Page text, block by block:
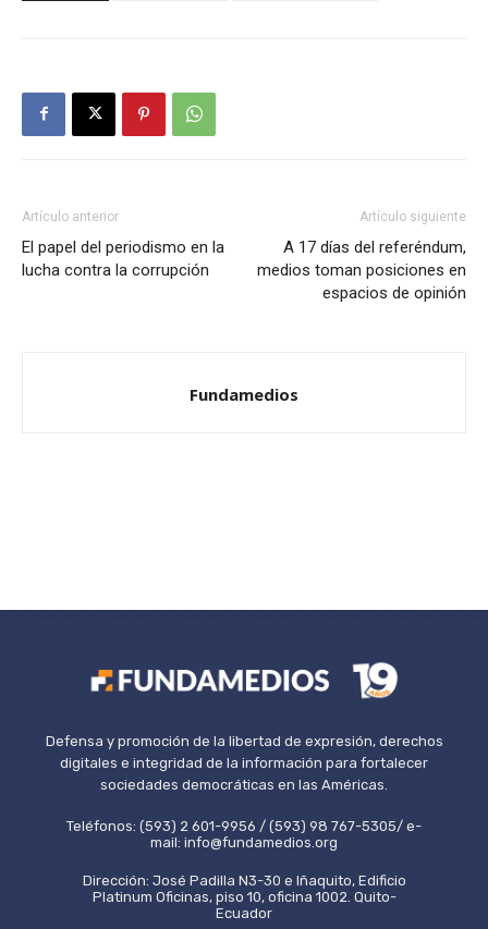
Artículo anterior
El papel del periodismo en la
lucha contra la corrupción
Artículo siguiente
A 17 días del referéndum,
medios toman posiciones en
espacios de opinión
Fundamedios
Defensa y promoción de la libertad de expresión, derechos
digitales e integridad de la información para fortalecer
sociedades democráticas en las Américas.
Teléfonos: (593) 2 601-9956 / (593) 98 767-5305/ e-
mail: info@fundamedios.org
Dirección: José Padilla N3-30 e Iñaquito, Edificio
Platinum Oficinas, piso 10, oficina 1002. Quito-
Ecuador